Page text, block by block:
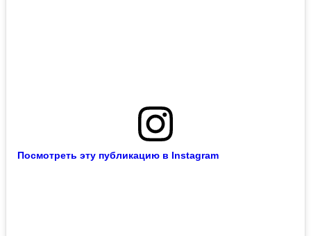
Посмотреть эту публикацию в Instagram